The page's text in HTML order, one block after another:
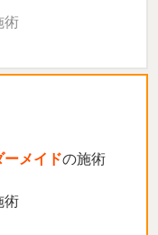
術
ーメイドの施術
術